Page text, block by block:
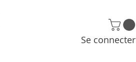
Se connecter